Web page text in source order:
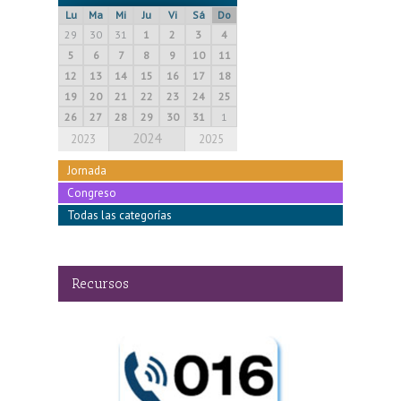
Lu Ma Mi Ju Vi Sá
Do
29
30 31 1 2 3
4
5
6 7 8 9 10
11
12
13 14 15 16 17
18
19
20 21 22 23 24
25
26
27 28 29 30 31 1
2023 2024 2025
Jornada
Congreso
Todas las categorías
Recursos